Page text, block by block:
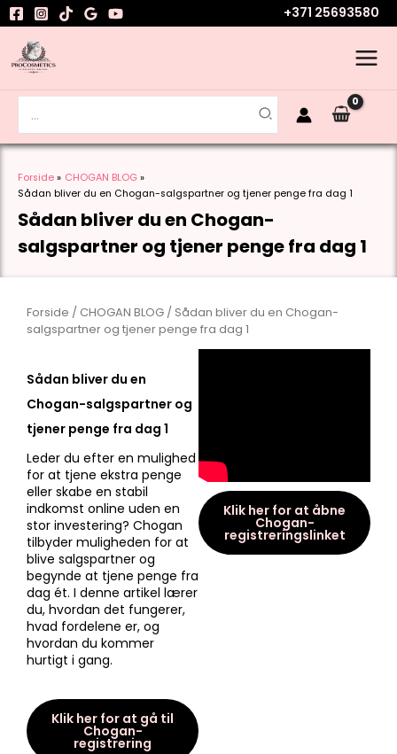
Gå
til
indholdet
+371 25693580
efter:
Forside
CHOGAN BLOG
Sådan bliver du en Chogan-salgspartner og tjener penge fra dag 1
Sådan bliver du en Chogan-
salgspartner og tjener penge fra dag 1
Forside / CHOGAN BLOG / Sådan bliver du en Chogan-
salgspartner og tjener penge fra dag 1
Sådan bliver du en
Chogan-salgspartner og
tjener penge fra dag 1
Leder du efter en mulighed
for at tjene ekstra penge
eller skabe en stabil
indkomst online uden en
stor investering? Chogan
tilbyder muligheden for at
blive salgspartner og
begynde at tjene penge fra
dag ét. I denne artikel lærer
du, hvordan det fungerer,
hvad fordelene er, og
hvordan du kommer
hurtigt i gang.
Klik her for at gå til
Chogan-
registrering
Klik her for at åbne
Chogan-
registreringslinket